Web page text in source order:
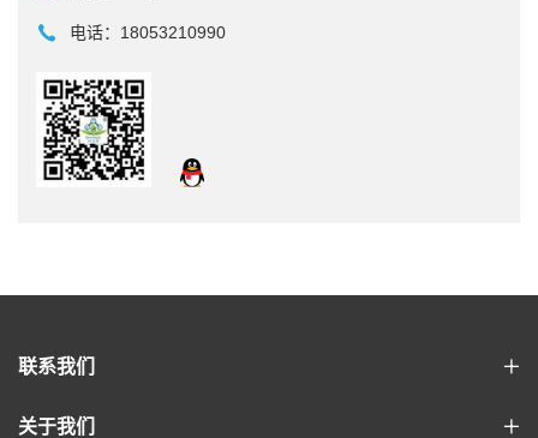
电话： 18053210990
联系我们
关于我们